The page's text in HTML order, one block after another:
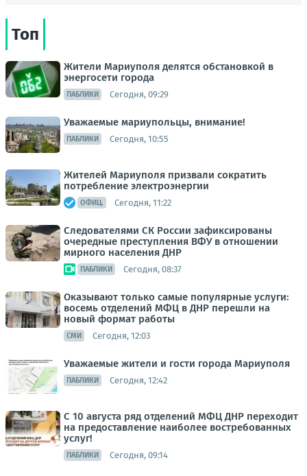
Топ
Жители Мариуполя делятся обстановкой в
энергосети города
ПАБЛИКИ Сегодня, 09:29
Уважаемые мариупольцы, внимание!
ПАБЛИКИ Сегодня, 10:55
Жителей Мариуполя призвали сократить
потребление электроэнергии
ОФИЦ. Сегодня, 11:22
Следователями СК России зафиксированы
очередные преступления ВФУ в отношении
мирного населения ДНР
ПАБЛИКИ Сегодня, 08:37
Оказывают только самые популярные услуги:
восемь отделений МФЦ в ДНР перешли на
новый формат работы
СМИ Сегодня, 12:03
Уважаемые жители и гости города Мариуполя
ПАБЛИКИ Сегодня, 12:42
С 10 августа ряд отделений МФЦ ДНР переходит
на предоставление наиболее востребованных
услуг!
ПАБЛИКИ Сегодня, 09:14